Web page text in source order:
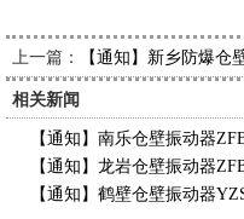
上一篇： 【通知】新乡防爆仓
相关新闻
【通知】南乐仓壁振动器
【通知】龙岩仓壁振动器
【通知】鹤壁仓壁振动器